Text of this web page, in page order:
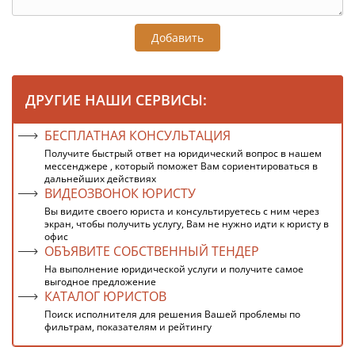
Добавить
ДРУГИЕ НАШИ СЕРВИСЫ:
БЕСПЛАТНАЯ КОНСУЛЬТАЦИЯ
Получите быстрый ответ на юридический вопрос в нашем
мессенджере , который поможет Вам сориентироваться в
дальнейших действиях
ВИДЕОЗВОНОК ЮРИСТУ
Вы видите своего юриста и консультируетесь с ним через
экран, чтобы получить услугу, Вам не нужно идти к юристу в
офис
ОБЪЯВИТЕ СОБСТВЕННЫЙ ТЕНДЕР
На выполнение юридической услуги и получите самое
выгодное предложение
КАТАЛОГ ЮРИСТОВ
Поиск исполнителя для решения Вашей проблемы по
фильтрам, показателям и рейтингу